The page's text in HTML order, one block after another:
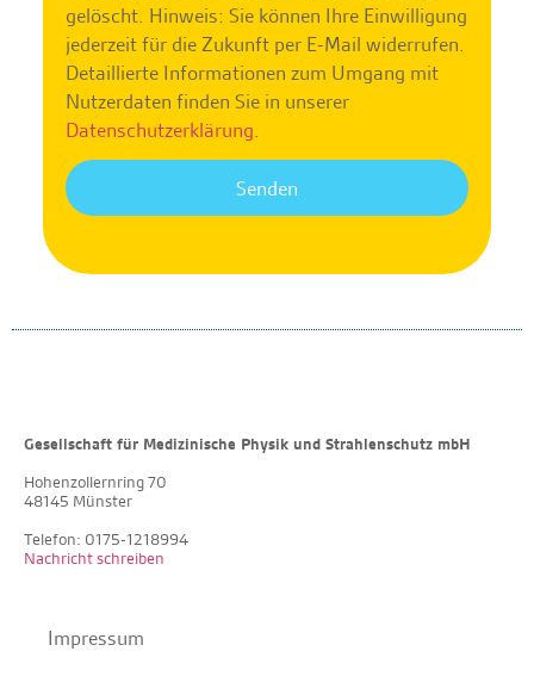
gelöscht. Hinweis: Sie können Ihre Einwilligung
jederzeit für die Zukunft per E-Mail widerrufen.
Detaillierte Informationen zum Umgang mit
Nutzerdaten finden Sie in unserer
Datenschutzerklärung.
Senden
Gesellschaft für Medizinische Physik und Strahlenschutz mbH
Hohenzollernring 70
48145 Münster
Telefon: 0175-1218994
Nachricht schreiben
Impressum